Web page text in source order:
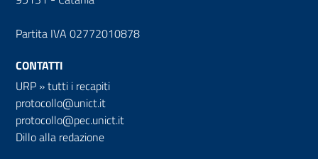
Partita IVA 02772010878
CONTATTI
URP »tutti i recapiti
protocollo@unict.it
protocollo@pec.unict.it
Dillo alla redazione